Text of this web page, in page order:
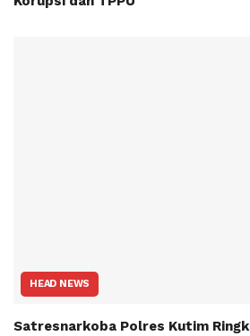
HEAD NEWS
Satresnarkoba Polres Kutim